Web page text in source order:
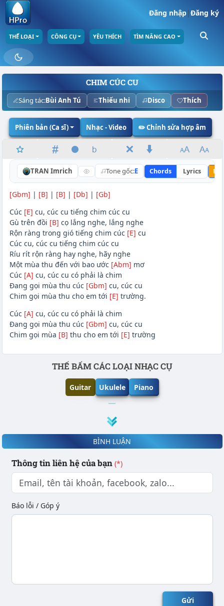
Đăng nhập|Đăng ký
THỂ LOẠI CÔNG CỤ YÊU THÍCH TÌM NÂNG CAO
CHIM CÚC CU
Sáng tác:Bùi Anh Tú Thiếu nhi Disco Thích
Phiên bản (Ca sĩ) Nhạc - Video ✏️ Chỉnh sửa hợp âm
TRAN Imrich Tone gốc:E Chords Lyrics
[Gbm] | [B] | [B] | [Db] | [Gb]
Cúc [E] cu, cúc cu tiếng chim cúc cu
Gù trên đồi [B] cọ lắng nghe, lắng nghe
Rộn ràng trong gió tiếng chim cúc [E] cu
Cúc cu, cúc cu tiếng chim cúc cu
Ríu rít rộn ràng hay nghe, hãy nghe
Một mùa thu đến với bao ước [Abm] mơ
Cúc [A] cu, cúc cu có phải là chim
Đang gọi mùa thu cúc [Gbm] cu, cúc cu
Chim gọi mùa thu cho em tới [E] trường.
Cúc [A] cu, cúc cu có phải là chim
Đang gọi mùa thu cúc [Gbm] cu, cúc cu
Chim gọi mùa [B] thu cho em tới [E] trường
Phần nội dungTHẾ BẤM CÁC LOẠI NHẠC CỤ
Guitar Ukulele Piano
BÌNH LUẬN
Thông tin liên hệ của bạn (*)
Báo lỗi / Góp ý
Gửi